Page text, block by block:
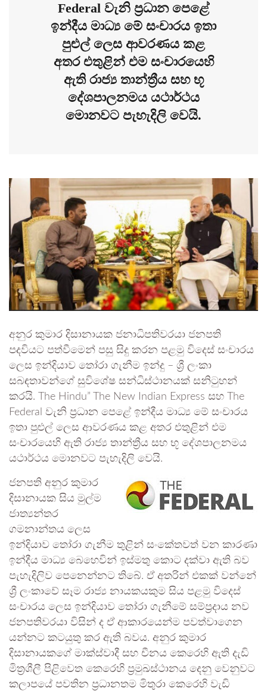
Federal වැනි ප්‍රධාන පෙළේ
ඉන්දීය මාධ්‍ය මේ සංචාරය ඉතා
පුළුල් ලෙස ආවරණය කළ
අතර එතුළින් එම සංචාරයෙහි
ඇති රාජ්‍ය තාන්ත්‍රීය සහ භූ
දේශපාලනමය යථාර්ථය
මොනවට පැහැදිලි වෙයි.
අනුර කුමාර දිසානායක ජනාධිපතිවරයා ජනපති
පදවියට පත්වීමෙන් පසු සිදු කරන පළමු විදෙස් සංචාරය
ලෙස ඉන්දියාව තෝරා ගැනීම ඉන්දු – ශ්‍රී ලංකා
සබඳතාවන්ගේ සුවිශේෂ සන්ධිස්ථානයක් සනිටුහන්
කරයි. The Hindu” The New Indian Express සහ The
Federal වැනි ප්‍රධාන පෙළේ ඉන්දීය මාධ්‍ය මේ සංචාරය
ඉතා පුළුල් ලෙස ආවරණය කළ අතර එතුළින් එම
සංචාරයෙහි ඇති රාජ්‍ය තාන්ත්‍රීය සහ භූ දේශපාලනමය
යථාර්ථය මොනවට පැහැදිලි වෙයි.
ජනපති අනුර කුමාර
දිසානායක සිය මුල්ම
ජාත්‍යන්තර
ගමනාන්තය ලෙස
ඉන්දියාව තෝරා ගැනීම තුළින් සංකේතවත් වන කාරණා
ඉන්දීය මාධ්‍ය බෙහෙවින් ඉස්මතු කොට දක්වා ඇති බව
පැහැදිලිව පෙනෙන්නට තිබේ. ඒ අතරින් එකක් වන්නේ
ශ්‍රී ලංකාවේ සෑම රාජ්‍ය නායකයකුම සිය පළමු විදෙස්
සංචාරය ලෙස ඉන්දියාව තෝරා ගැනීමේ සම්ප්‍රදාය නව
ජනපතිවරයා විසින් ද ඒ ආකාරයෙන්ම පවත්වාගෙන
යන්නට කටයුතු කර ඇති බවය. අනුර කුමාර
දිසානායකගේ මාක්ස්වාදී සහ චීනය කෙරෙහි ඇති දැඩි
මිත්‍රශීලී පිළිවෙත කෙරෙහි ප්‍රමුඛස්ථානය දෙනු වෙනුවට
කලාපයේ පවතින ප්‍රධානතම මිතුරා කෙරෙහි වැඩි